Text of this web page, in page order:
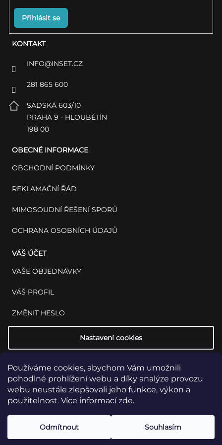
Používáme cookies, abychom Vám umožnili
pohodlné prohlížení webu a díky analýze provozu
webu neustále zlepšovali jeho funkce, výkon a
použitelnost. Více informacízde.
Odmítnout Souhlasím
KONTAKT
INFO@INSET.CZ
281 865 600
SADSKÁ 603/10
PRAHA 9 - HLOUBĚTÍN
198 00
OBECNÉ INFORMACE
OBCHODNÍ PODMÍNKY
REKLAMAČNÍ ŘÁD
MIMOSOUDNÍ ŘEŠENÍ SPORŮ
OCHRANA OSOBNÍCH ÚDAJŮ
VÁŠ ÚČET
VAŠE OBJEDNÁVKY
VÁŠ PROFIL
ZMĚNIT HESLO
Nastavení cookies
Přihlásit se
Vytvořil Shoptet
Copyright 2026INSET: Med & Lab Všechna práva vyhrazena.